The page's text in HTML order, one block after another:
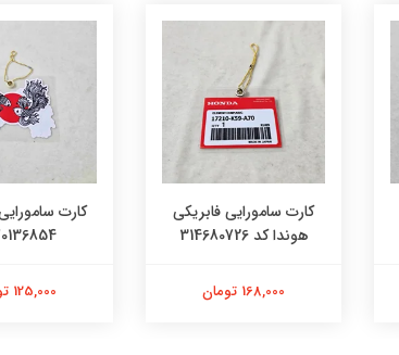
کارت سامورایی فابریکی
هوندا کد 314680726
168,000 تومان
کارت
125,000 تومان